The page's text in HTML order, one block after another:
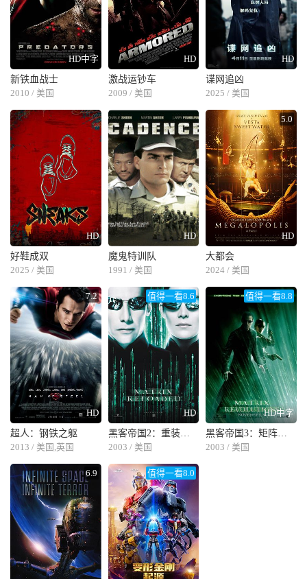
HD中字
新铁血战士
2010 / 美国
HD
激战运钞车
2009 / 美国
HD
谍网追凶
2025 / 美国
HD
好鞋成双
2025 / 美国
HD
魔鬼特训队
1991 / 美国
HD
5.0
大都会
2024 / 美国
HD
7.2
超人：钢铁之躯
2013 / 美国,英国
HD
值得一看8.6
黑客帝国2：重装上阵
2003 / 美国
HD中字
值得一看8.8
2003 / 美国
6.9 值得一看8.0